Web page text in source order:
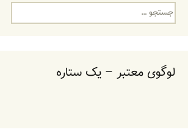
جستجو
برای:
لوگوی معتبر – یک ستاره